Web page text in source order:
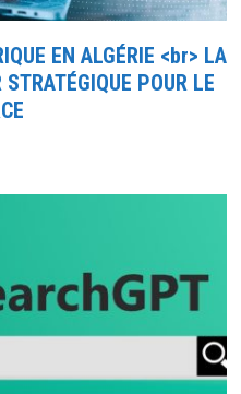
EN ALGÉRIE <br> LA
POUR LE